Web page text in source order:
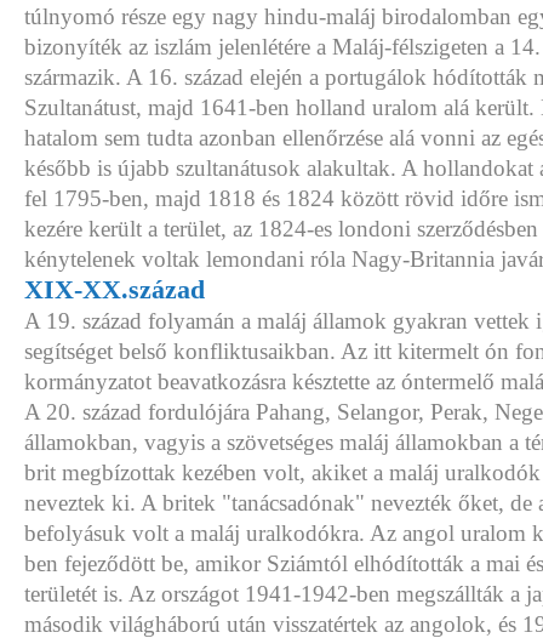
túlnyomó része egy nagy hindu-maláj birodalomban
bizonyíték az iszlám jelenlétére a Maláj-félszigeten a
származik. A 16. század elején a portugálok hódították
Szultanátust, majd 1641-ben holland uralom alá
hatalom sem tudta azonban ellenőrzése alá vonni az
később is újabb szultanátusok alakultak. A
fel 1795-ben, majd 1818 és 1824 között rövid időre
kezére került a terület, az 1824-es londoni
kénytelenek voltak lemondani róla Nagy-Britannia
XIX-XX.század
A 19. század folyamán a maláj államok gyakran vettek
segítséget belső konfliktusaikban. Az itt kitermelt ón
kormányzatot beavatkozásra késztette az óntermelő
A 20. század fordulójára Pahang, Selangor, Perak,
államokban, vagyis a szövetséges maláj államokban a
brit megbízottak kezében volt, akiket a maláj uralkodók
neveztek ki. A britek "tanácsadónak" nevezték őket, de
befolyásuk volt a maláj uralkodókra. Az angol uralom
ben fejeződött be, amikor Sziámtól elhódították a mai
területét is. Az országot 1941-1942-ben megszállták a
második világháború után visszatértek az angolok, és